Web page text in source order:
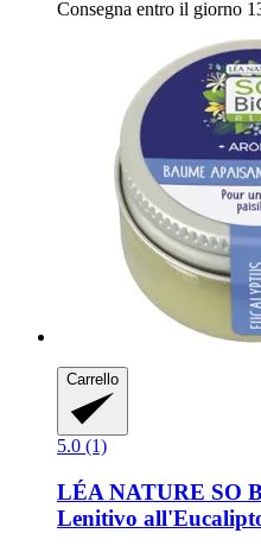
Consegna entro il giorno
Carrello
5.0 (1)
LÉA NATURE SO
Lenitivo